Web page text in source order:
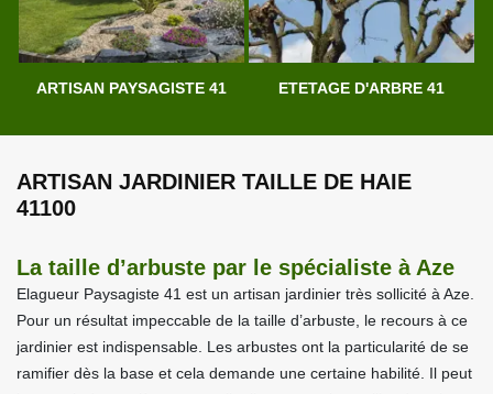
ARTISAN PAYSAGISTE 41 ETETAGE D'ARBRE 41
ARTISAN JARDINIER TAILLE DE HAIE
41100
La taille d’arbuste par le spécialiste à Aze
Elagueur Paysagiste 41 est un artisan jardinier très sollicité à Aze.
Pour un résultat impeccable de la taille d’arbuste, le recours à ce
jardinier est indispensable. Les arbustes ont la particularité de se
ramifier dès la base et cela demande une certaine habilité. Il peut